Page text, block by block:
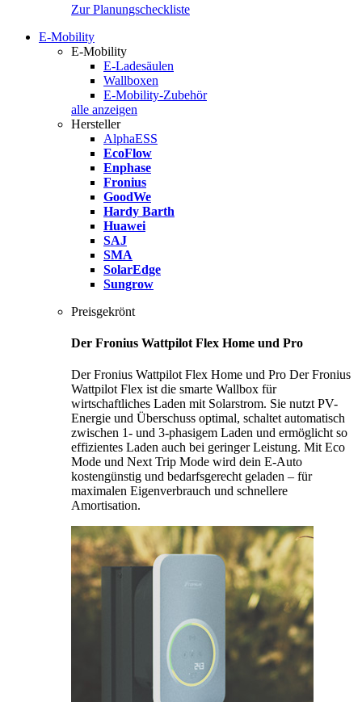
Zur Planungscheckliste
E-Mobility
E-Mobility
E-Ladesäulen
Wallboxen
E-Mobility-Zubehör
alle anzeigen
Hersteller
AlphaESS
EcoFlow
Enphase
Fronius
GoodWe
Hardy Barth
Huawei
SAJ
SMA
SolarEdge
Sungrow
Preisgekrönt
Der Fronius Wattpilot Flex Home und Pro
Der Fronius Wattpilot Flex Home und Pro Der Fronius
Wattpilot Flex ist die smarte Wallbox für
wirtschaftliches Laden mit Solarstrom. Sie nutzt PV-
Energie und Überschuss optimal, schaltet automatisch
zwischen 1- und 3-phasigem Laden und ermöglicht so
effizientes Laden auch bei geringer Leistung. Mit Eco
Mode und Next Trip Mode wird dein E-Auto
kostengünstig und bedarfsgerecht geladen – für
maximalen Eigenverbrauch und schnellere
Amortisation.